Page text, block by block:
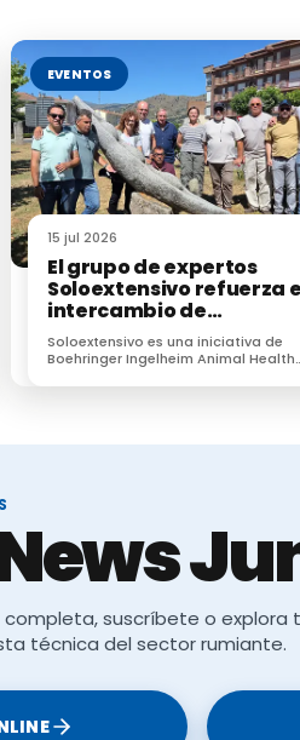
EVENTOS
15 jul 2026
El grupo de expertos
Soloextensivo refuerza
intercambio de
conocimiento sobre el
vacuno extensivo en su
encuentro anual
Soloextensivo es una iniciativa de
Boehringer Ingelheim Animal Health
espacio de conexión entre
suscríbete o explora
técnica del sector rumiante.